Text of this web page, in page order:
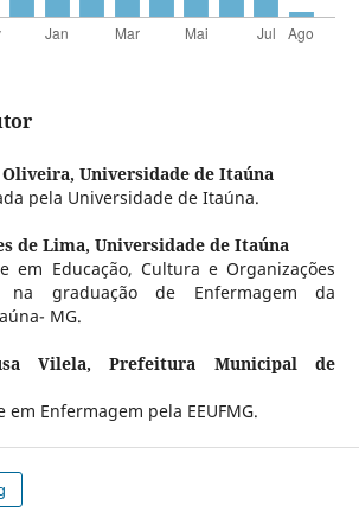
Universidade de Itaúna
pela Universidade de Itaúna.
de Lima, Universidade de Itaúna
em Educação, Cultura e Organizações
na graduação de Enfermagem da
MG.
Vilela,Prefeitura Municipal de
Enfermagem pela EEUFMG.